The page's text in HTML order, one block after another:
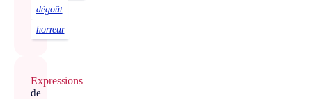
dégoût
horreur
Expressions
de